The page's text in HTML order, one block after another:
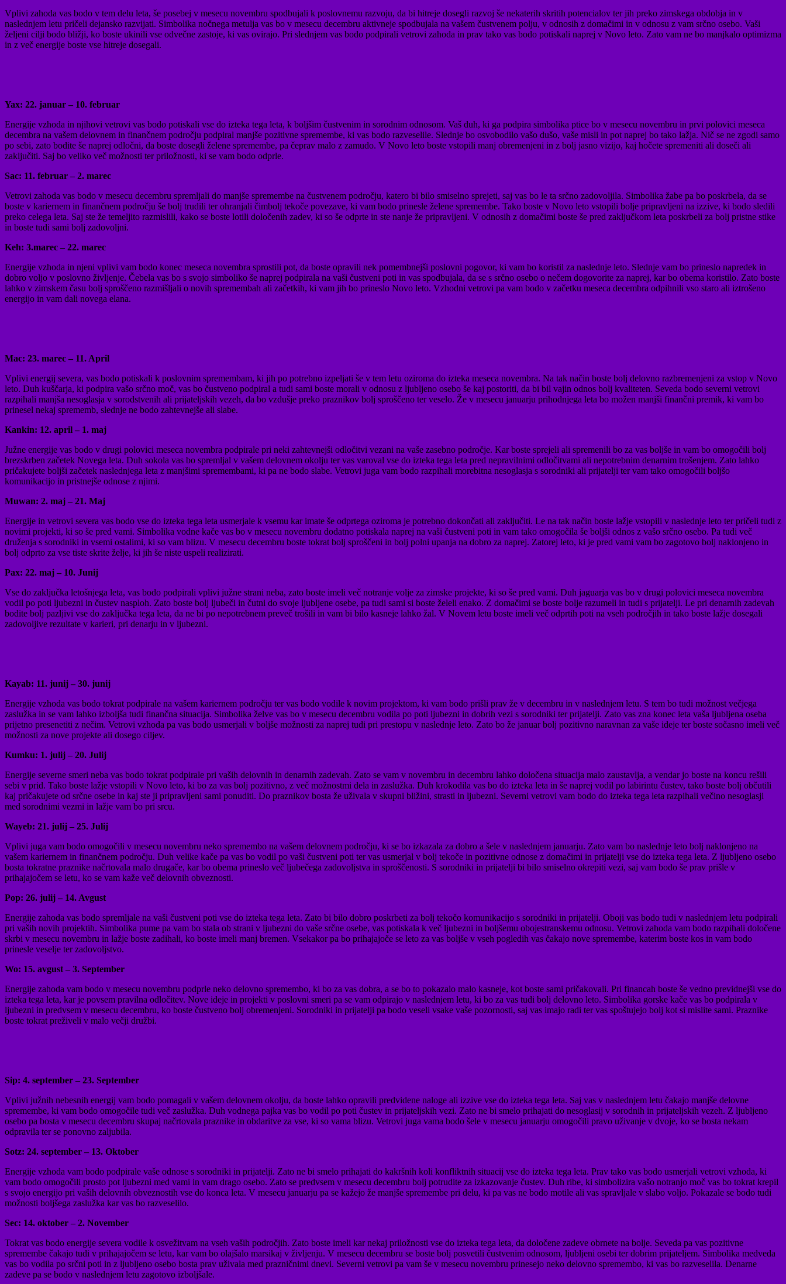
Vplivi zahoda vas bodo v tem delu leta, še posebej v mesecu novembru spodbujali k poslovnemu razvoju, da bi hitreje dosegli razvoj še nekaterih skritih potencialov ter jih preko zimskega obdobja in v
naslednjem letu pričeli dejansko razvijati. Simbolika nočnega metulja vas bo v mesecu decembru aktivneje spodbujala na vašem čustvenem polju, v odnosih z domačimi in v odnosu z vam srčno osebo. Vaši
željeni cilji bodo bližji, ko boste ukinili vse odvečne zastoje, ki vas ovirajo. Pri slednjem vas bodo podpirali vetrovi zahoda in prav tako vas bodo potiskali naprej v Novo leto. Zato vam ne bo manjkalo optimizma
in z več energije boste vse hitreje dosegali.
Yax: 22. januar – 10. februar
Energije vzhoda in njihovi vetrovi vas bodo potiskali vse do izteka tega leta, k boljšim čustvenim in sorodnim odnosom. Vaš duh, ki ga podpira simbolika ptice bo v mesecu novembru in prvi polovici meseca
decembra na vašem delovnem in finančnem področju podpiral manjše pozitivne spremembe, ki vas bodo razveselile. Slednje bo osvobodilo vašo dušo, vaše misli in pot naprej bo tako lažja. Nič se ne zgodi samo
po sebi, zato bodite še naprej odločni, da boste dosegli želene spremembe, pa čeprav malo z zamudo. V Novo leto boste vstopili manj obremenjeni in z bolj jasno vizijo, kaj hočete spremeniti ali doseči ali
zaključiti. Saj bo veliko več možnosti ter priložnosti, ki se vam bodo odprle.
Sac: 11. februar – 2. marec
Vetrovi zahoda vas bodo v mesecu decembru spremljali do manjše spremembe na čustvenem področju, katero bi bilo smiselno sprejeti, saj vas bo le ta srčno zadovoljila. Simbolika žabe pa bo poskrbela, da se
boste v kariernem in finančnem področju še bolj trudili ter ohranjali čimbolj tekoče povezave, ki vam bodo prinesle želene spremembe. Tako boste v Novo leto vstopili bolje pripravljeni na izzive, ki bodo sledili
preko celega leta. Saj ste že temeljito razmislili, kako se boste lotili določenih zadev, ki so še odprte in ste nanje že pripravljeni. V odnosih z domačimi boste še pred zaključkom leta poskrbeli za bolj pristne stike
in boste tudi sami bolj zadovoljni.
Keh: 3.marec – 22. marec
Energije vzhoda in njeni vplivi vam bodo konec meseca novembra sprostili pot, da boste opravili nek pomembnejši poslovni pogovor, ki vam bo koristil za naslednje leto. Slednje vam bo prineslo napredek in
dobro voljo v poslovno življenje. Čebela vas bo s svojo simboliko še naprej podpirala na vaši čustveni poti in vas spodbujala, da se s srčno osebo o nečem dogovorite za naprej, kar bo obema koristilo. Zato boste
lahko v zimskem času bolj sproščeno razmišljali o novih spremembah ali začetkih, ki vam jih bo prineslo Novo leto. Vzhodni vetrovi pa vam bodo v začetku meseca decembra odpihnili vso staro ali iztrošeno
energijo in vam dali novega elana.
Mac: 23. marec – 11. April
Vplivi energij severa, vas bodo potiskali k poslovnim spremembam, ki jih po potrebno izpeljati še v tem letu oziroma do izteka meseca novembra. Na tak način boste bolj delovno razbremenjeni za vstop v Novo
leto. Duh kuščarja, ki podpira vašo srčno moč, vas bo čustveno podpiral a tudi sami boste morali v odnosu z ljubljeno osebo še kaj postoriti, da bi bil vajin odnos bolj kvaliteten. Seveda bodo severni vetrovi
razpihali manjša nesoglasja v sorodstvenih ali prijateljskih vezeh, da bo vzdušje preko praznikov bolj sproščeno ter veselo. Že v mesecu januarju prihodnjega leta bo možen manjši finančni premik, ki vam bo
prinesel nekaj sprememb, slednje ne bodo zahtevnejše ali slabe.
Kankin: 12. april – 1. maj
Južne energije vas bodo v drugi polovici meseca novembra podpirale pri neki zahtevnejši odločitvi vezani na vaše zasebno področje. Kar boste sprejeli ali spremenili bo za vas boljše in vam bo omogočili bolj
brezskrben začetek Novega leta. Duh sokola vas bo spremljal v vašem delovnem okolju ter vas varoval vse do izteka tega leta pred nepravilnimi odločitvami ali nepotrebnim denarnim trošenjem. Zato lahko
pričakujete boljši začetek naslednjega leta z manjšimi spremembami, ki pa ne bodo slabe. Vetrovi juga vam bodo razpihali morebitna nesoglasja s sorodniki ali prijatelji ter vam tako omogočili boljšo
komunikacijo in pristnejše odnose z njimi.
Muwan: 2. maj – 21. Maj
Energije in vetrovi severa vas bodo vse do izteka tega leta usmerjale k vsemu kar imate še odprtega oziroma je potrebno dokončati ali zaključiti. Le na tak način boste lažje vstopili v naslednje leto ter pričeli tudi z
novimi projekti, ki so še pred vami. Simbolika vodne kače vas bo v mesecu novembru dodatno potiskala naprej na vaši čustveni poti in vam tako omogočila še boljši odnos z vašo srčno osebo. Pa tudi več
druženja s sorodniki in vsemi ostalimi, ki so vam blizu. V mesecu decembru boste tokrat bolj sproščeni in bolj polni upanja na dobro za naprej. Zatorej leto, ki je pred vami vam bo zagotovo bolj naklonjeno in
bolj odprto za vse tiste skrite želje, ki jih še niste uspeli realizirati.
Pax: 22. maj – 10. Junij
Vse do zaključka letošnjega leta, vas bodo podpirali vplivi južne strani neba, zato boste imeli več notranje volje za zimske projekte, ki so še pred vami. Duh jaguarja vas bo v drugi polovici meseca novembra
vodil po poti ljubezni in čustev nasploh. Zato boste bolj ljubeči in čutni do svoje ljubljene osebe, pa tudi sami si boste želeli enako. Z domačimi se boste bolje razumeli in tudi s prijatelji. Le pri denarnih zadevah
bodite bolj pazljivi vse do zaključka tega leta, da ne bi po nepotrebnem preveč trošili in vam bi bilo kasneje lahko žal. V Novem letu boste imeli več odprtih poti na vseh področjih in tako boste lažje dosegali
zadovoljive rezultate v karieri, pri denarju in v ljubezni.
Kayab: 11. junij – 30. junij
Energije vzhoda vas bodo tokrat podpirale na vašem kariernem področju ter vas bodo vodile k novim projektom, ki vam bodo prišli prav že v decembru in v naslednjem letu. S tem bo tudi možnost večjega
zaslužka in se vam lahko izboljša tudi finančna situacija. Simbolika želve vas bo v mesecu decembru vodila po poti ljubezni in dobrih vezi s sorodniki ter prijatelji. Zato vas zna konec leta vaša ljubljena oseba
prijetno presenetiti z nečim. Vetrovi vzhoda pa vas bodo usmerjali v boljše možnosti za naprej tudi pri prestopu v naslednje leto. Zato bo že januar bolj pozitivno naravnan za vaše ideje ter boste sočasno imeli več
možnosti za nove projekte ali dosego ciljev.
Kumku: 1. julij – 20. Julij
Energije severne smeri neba vas bodo tokrat podpirale pri vaših delovnih in denarnih zadevah. Zato se vam v novembru in decembru lahko določena situacija malo zaustavlja, a vendar jo boste na koncu rešili
sebi v prid. Tako boste lažje vstopili v Novo leto, ki bo za vas bolj pozitivno, z več možnostmi dela in zaslužka. Duh krokodila vas bo do izteka leta in še naprej vodil po labirintu čustev, tako boste bolj občutili
kaj pričakujete od srčne osebe in kaj ste ji pripravljeni sami ponuditi. Do praznikov bosta že uživala v skupni bližini, strasti in ljubezni. Severni vetrovi vam bodo do izteka tega leta razpihali večino nesoglasji
med sorodnimi vezmi in lažje vam bo pri srcu.
Wayeb: 21. julij – 25. Julij
Vplivi juga vam bodo omogočili v mesecu novembru neko spremembo na vašem delovnem področju, ki se bo izkazala za dobro a šele v naslednjem januarju. Zato vam bo naslednje leto bolj naklonjeno na
vašem kariernem in finančnem področju. Duh velike kače pa vas bo vodil po vaši čustveni poti ter vas usmerjal v bolj tekoče in pozitivne odnose z domačimi in prijatelji vse do izteka tega leta. Z ljubljeno osebo
bosta tokratne praznike načrtovala malo drugače, kar bo obema prineslo več ljubečega zadovoljstva in sproščenosti. S sorodniki in prijatelji bi bilo smiselno okrepiti vezi, saj vam bodo še prav prišle v
prihajajočem se letu, ko se vam kaže več delovnih obveznosti.
Pop: 26. julij – 14. Avgust
Energije zahoda vas bodo spremljale na vaši čustveni poti vse do izteka tega leta. Zato bi bilo dobro poskrbeti za bolj tekočo komunikacijo s sorodniki in prijatelji. Oboji vas bodo tudi v naslednjem letu podpirali
pri vaših novih projektih. Simbolika pume pa vam bo stala ob strani v ljubezni do vaše srčne osebe, vas potiskala k več ljubezni in boljšemu obojestranskemu odnosu. Vetrovi zahoda vam bodo razpihali določene
skrbi v mesecu novembru in lažje boste zadihali, ko boste imeli manj bremen. Vsekakor pa bo prihajajoče se leto za vas boljše v vseh pogledih vas čakajo nove spremembe, katerim boste kos in vam bodo
prinesle veselje ter zadovoljstvo.
Wo: 15. avgust – 3. September
Energije zahoda vam bodo v mesecu novembru podprle neko delovno spremembo, ki bo za vas dobra, a se bo to pokazalo malo kasneje, kot boste sami pričakovali. Pri financah boste še vedno previdnejši vse do
izteka tega leta, kar je povsem pravilna odločitev. Nove ideje in projekti v poslovni smeri pa se vam odpirajo v naslednjem letu, ki bo za vas tudi bolj delovno leto. Simbolika gorske kače vas bo podpirala v
ljubezni in predvsem v mesecu decembru, ko boste čustveno bolj obremenjeni. Sorodniki in prijatelji pa bodo veseli vsake vaše pozornosti, saj vas imajo radi ter vas spoštujejo bolj kot si mislite sami. Praznike
boste tokrat preživeli v malo večji družbi.
Sip: 4. september – 23. September
Vplivi južnih nebesnih energij vam bodo pomagali v vašem delovnem okolju, da boste lahko opravili predvidene naloge ali izzive vse do izteka tega leta. Saj vas v naslednjem letu čakajo manjše delovne
spremembe, ki vam bodo omogočile tudi več zaslužka. Duh vodnega pajka vas bo vodil po poti čustev in prijateljskih vezi. Zato ne bi smelo prihajati do nesoglasij v sorodnih in prijateljskih vezeh. Z ljubljeno
osebo pa bosta v mesecu decembru skupaj načrtovala praznike in obdaritve za vse, ki so vama blizu. Vetrovi juga vama bodo šele v mesecu januarju omogočili pravo uživanje v dvoje, ko se bosta nekam
odpravila ter se ponovno zaljubila.
Sotz: 24. september – 13. Oktober
Energije vzhoda vam bodo podpirale vaše odnose s sorodniki in prijatelji. Zato ne bi smelo prihajati do kakršnih koli konfliktnih situacij vse do izteka tega leta. Prav tako vas bodo usmerjali vetrovi vzhoda, ki
vam bodo omogočili prosto pot ljubezni med vami in vam drago osebo. Zato se predvsem v mesecu decembru bolj potrudite za izkazovanje čustev. Duh ribe, ki simbolizira vašo notranjo moč vas bo tokrat krepil
s svojo energijo pri vaših delovnih obveznostih vse do konca leta. V mesecu januarju pa se kažejo že manjše spremembe pri delu, ki pa vas ne bodo motile ali vas spravljale v slabo voljo. Pokazale se bodo tudi
možnosti boljšega zaslužka kar vas bo razveselilo.
Sec: 14. oktober – 2. November
Tokrat vas bodo energije severa vodile k osvežitvam na vseh vaših področjih. Zato boste imeli kar nekaj priložnosti vse do izteka tega leta, da določene zadeve obrnete na bolje. Seveda pa vas pozitivne
spremembe čakajo tudi v prihajajočem se letu, kar vam bo olajšalo marsikaj v življenju. V mesecu decembru se boste bolj posvetili čustvenim odnosom, ljubljeni osebi ter dobrim prijateljem. Simbolika medveda
vas bo vodila po srčni poti in z ljubljeno osebo bosta prav uživala med prazničnimi dnevi. Severni vetrovi pa vam še v mesecu novembru prinesejo neko delovno spremembo, ki vas bo razveselila. Denarne
zadeve pa se bodo v naslednjem letu zagotovo izboljšale.